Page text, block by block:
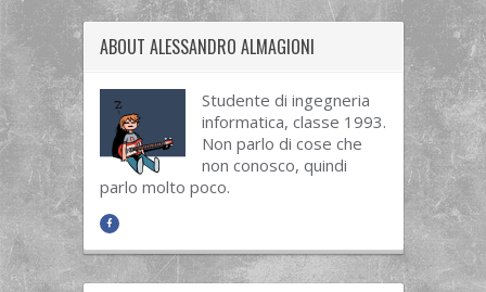
ABOUT ALESSANDRO ALMAGIONI
Studente di ingegneria
informatica, classe 1993.
Non parlo di cose che
non conosco, quindi
parlo molto poco.